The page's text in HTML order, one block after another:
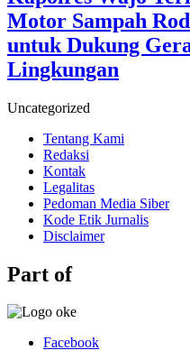
Motor Sampah
untuk Dukung
Lingkungan
Uncategorized
Tentang Kami
Redaksi
Kontak
Legalitas
Pedoman Media Siber
Kode Etik Jurnalis
Disclaimer
Part of
Facebook